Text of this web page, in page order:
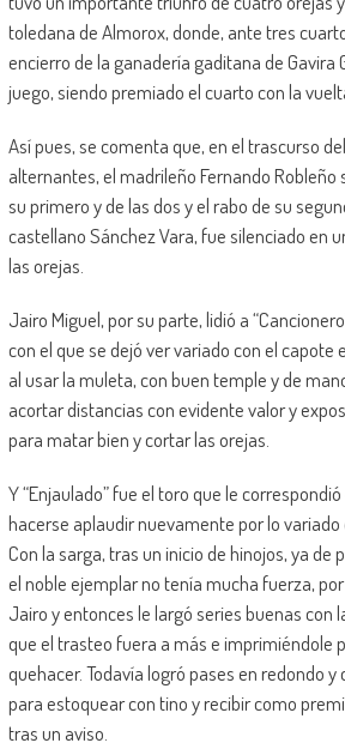
toledana de Almorox, donde, ante tres
encierro de la ganadería gaditana de Gavira
juego, siendo premiado el cuarto con la
Así pues, se comenta que, en el trascurso
alternantes, el madrileño Fernando Robleño
su primero y de las dos y el rabo de su
castellano Sánchez Vara, fue silenciado en
las orejas.
Jairo Miguel, por su parte, lidió a
con el que se dejó ver variado con el capote
al usar la muleta, con buen temple y de
acortar distancias con evidente valor y
para matar bien y cortar las orejas.
Y “Enjaulado” fue el toro que le
hacerse aplaudir nuevamente por lo variado
Con la sarga, tras un inicio de hinojos, ya de
el noble ejemplar no tenía mucha fuerza,
Jairo y entonces le largó series buenas con
que el trasteo fuera a más e imprimiéndole
quehacer. Todavía logró pases en redondo
para estoquear con tino y recibir como
tras un aviso.